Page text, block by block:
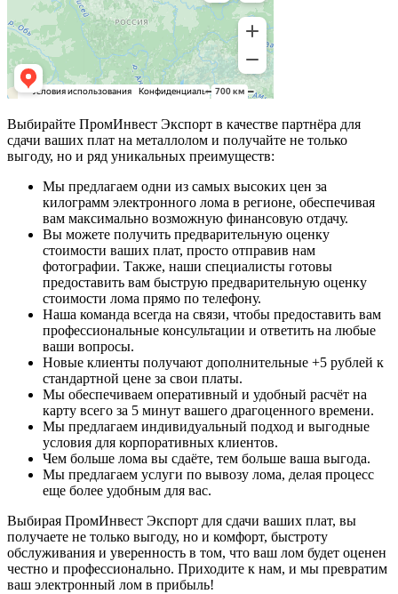
Выбирайте ПромИнвест Экспорт в качестве партнёра для
сдачи ваших плат на металлолом и получайте не только
выгоду, но и ряд уникальных преимуществ:
Мы предлагаем одни из самых высоких цен за
килограмм электронного лома в регионе, обеспечивая
вам максимально возможную финансовую отдачу.
Вы можете получить предварительную оценку
стоимости ваших плат, просто отправив нам
фотографии. Также, наши специалисты готовы
предоставить вам быструю предварительную оценку
стоимости лома прямо по телефону.
Наша команда всегда на связи, чтобы предоставить вам
профессиональные консультации и ответить на любые
ваши вопросы.
Новые клиенты получают дополнительные +5 рублей к
стандартной цене за свои платы.
Мы обеспечиваем оперативный и удобный расчёт на
карту всего за 5 минут вашего драгоценного времени.
Мы предлагаем индивидуальный подход и выгодные
условия для корпоративных клиентов.
Чем больше лома вы сдаёте, тем больше ваша выгода.
Мы предлагаем услуги по вывозу лома, делая процесс
еще более удобным для вас.
Выбирая ПромИнвест Экспорт для сдачи ваших плат, вы
получаете не только выгоду, но и комфорт, быстроту
обслуживания и уверенность в том, что ваш лом будет оценен
честно и профессионально. Приходите к нам, и мы превратим
ваш электронный лом в прибыль!